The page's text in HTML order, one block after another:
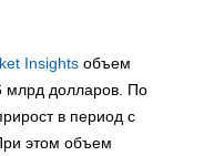
Insights объем
млрд долларов. По
в период с
этом объем